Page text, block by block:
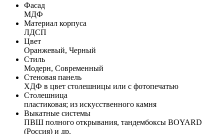
Фасад
МДФ
Материал корпуса
ЛДСП
Цвет
Оранжевый, Черный
Стиль
Модерн, Современный
Стеновая панель
ХДФ в цвет столешницы или с фотопечатью
Столешница
пластиковая; из искусственного камня
Выкатные системы
ПВШ полного открывания, тандембоксы BOYARD
(Россия) и др.